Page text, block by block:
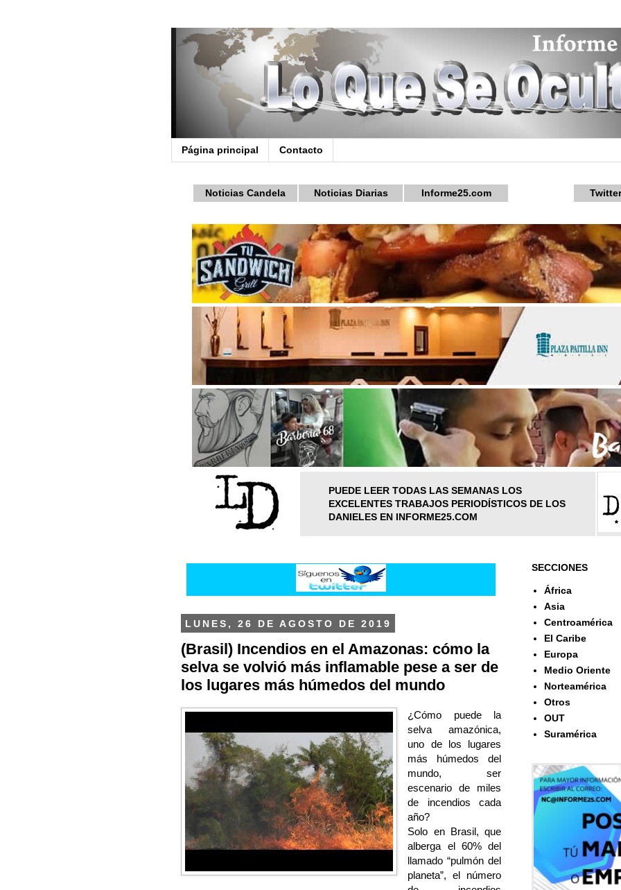
Página principal Contacto
Noticias Candela Noticias Diarias Informe25.com
PUEDE LEER TODAS LAS SEMANAS LOS
EXCELENTES TRABAJOS PERIODÍSTICOS DE LOS
DANIELES EN INFORME25.COM
LUNES, 26 DE AGOSTO DE 2019
(Brasil) Incendios en el Amazonas: cómo la
selva se volvió más inflamable pese a ser de
los lugares más húmedos del mundo
¿Cómo puede la
selva amazónica,
uno de los lugares
más húmedos del
mundo, ser
escenario de miles
de incendios cada
año?
Solo en Brasil, que
alberga el 60% del
llamado “pulmón del
planeta”, el número
SECCIONES
África
Asia
Centroamérica
El Caribe
Europa
Medio Oriente
Norteamérica
Otros
OUT
Suramérica